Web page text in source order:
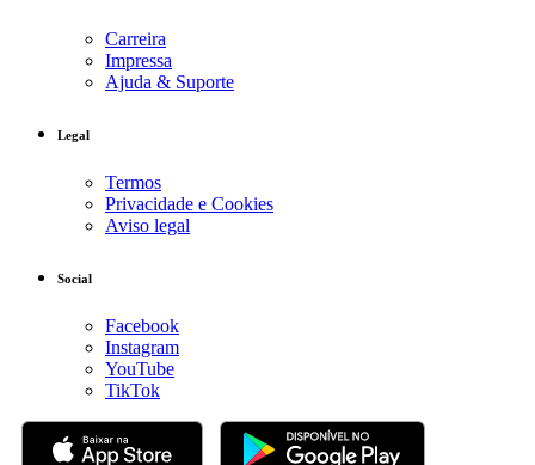
Carreira
Impressa
Ajuda & Suporte
Legal
Termos
Privacidade e Cookies
Aviso legal
Social
Facebook
Instagram
YouTube
TikTok